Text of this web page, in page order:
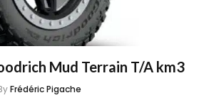
Mud Terrain T/A km3
Frédéric Pigache